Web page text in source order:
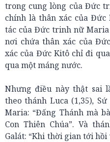
trong cung lòng của Đức
chính là thân xác của Đức
tác của Đức trinh nữ
nơi chứa thân xác của
xác của Đức Kitô chỉ đi
qua một máng nước.
Nhưng điều này thật sai
theo thánh Luca (1,35),
Maria: “Đấng Thánh mà
Con Thiên Chúa”. Và
Galát: “Khi thời gian tới hồi